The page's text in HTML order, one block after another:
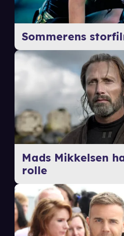
Sommerens
Mads Mikkelsen
rolle